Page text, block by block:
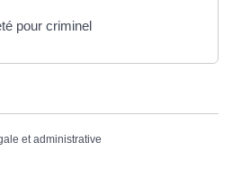
pour criminel
et administrative